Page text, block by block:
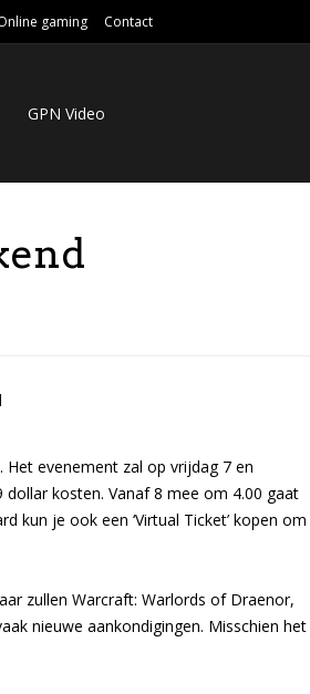
gaming Contact
GPN Video
evenement zal op vrijdag 7 en
kosten. Vanaf 8 mee om 4.00 gaat
kun je ook een ‘Virtual Ticket’ kopen om
zullen Warcraft: Warlords of Draenor,
nieuwe aankondigingen. Misschien het